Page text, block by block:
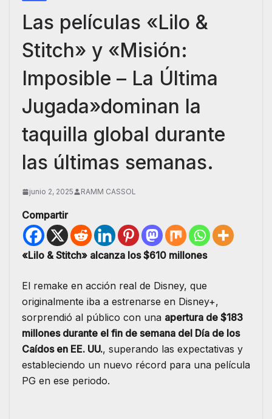
Las películas «Lilo &
Stitch» y «Misión:
Imposible – La Última
Jugada»dominan la
taquilla global durante
las últimas semanas.
junio 2, 2025 RAMM CASSOL
Compartir
«Lilo & Stitch» alcanza los $610 millones
El remake en acción real de Disney, que
originalmente iba a estrenarse en Disney+,
sorprendió al público con una apertura de $183
millones durante el fin de semana del Día de los
Caídos en EE. UU., superando las expectativas y
estableciendo un nuevo récord para una película
PG en ese periodo.